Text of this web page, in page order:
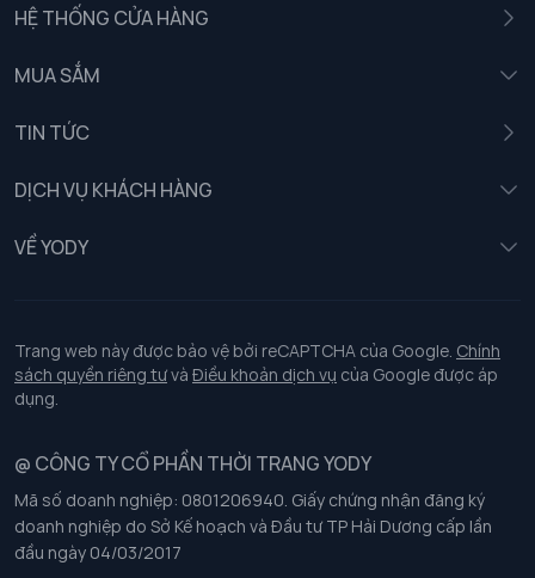
HỆ THỐNG CỬA HÀNG
MUA SẮM
TIN TỨC
DỊCH VỤ KHÁCH HÀNG
Chính sách khách hàng thân thiết
Chính sách bảo vệ dữ liệu cá nhân
Chính sách thanh toán, giao nhận
Chính sách chất lượng và an toàn sức khoẻ nghề nghiệp
Chính sách đơn đồng phục
Hướng dẫn chọn kích thước
VỀ YODY
Tuyển dụng
Trang web này được bảo vệ bởi reCAPTCHA của Google. Chính
sách quyền riêng tưvà Điều khoản dịch vụ của Google được áp
dụng.
@ CÔNG TY CỔ PHẦN THỜI TRANG YODY
Mã số doanh nghiệp: 0801206940. Giấy chứng nhận đăng ký
doanh nghiệp do Sở Kế hoạch và Đầu tư TP Hải Dương cấp lần
đầu ngày 04/03/2017